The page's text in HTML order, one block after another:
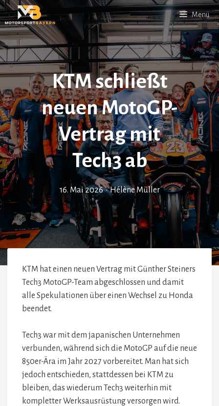
Zum
Inhalt
springen
Menü
KTM schließt
neuen MotoGP-
Vertrag mit
Tech3 ab
16. Mai 2026 • Hélène Müller
KTM hat einen neuen Vertrag mit Günther Steiners
Tech3 MotoGP-Team abgeschlossen und damit
alle Spekulationen über einen Wechsel zu Honda
beendet.
Tech3 war mit dem japanischen Unternehmen
verbunden, während sich die MotoGP auf die neue
850er-Ära im Jahr 2027 vorbereitet. Man hat sich
jedoch entschieden, stattdessen bei KTM zu
bleiben, das wiederum Tech3 weiterhin mit
kompletter Werksausrüstung versorgen wird.